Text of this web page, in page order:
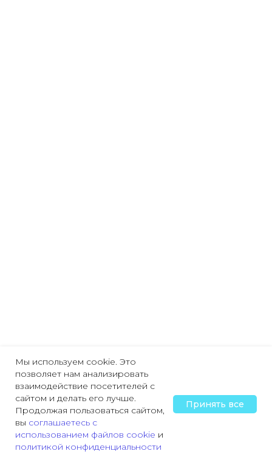
Главная Охрана труда Пожарная безопасность
Мы используем cookie. Это
позволяет нам анализировать
взаимодействие посетителей с
сайтом и делать его лучше.
Продолжая пользоваться сайтом,
вы соглашаетесь с
использованием файлов cookie и
политикой конфиденциальности
Принять все